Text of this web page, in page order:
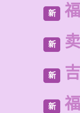
新
新
新
新